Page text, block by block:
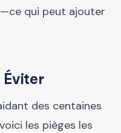
qui peut ajouter
Éviter
des centaines
les pièges les